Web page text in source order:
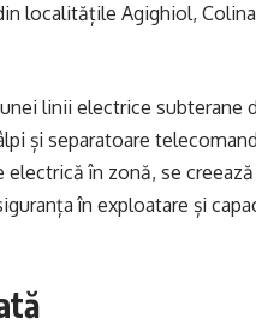
localitățile Agighiol,
linii electrice subterane
și separatoare
în zonă, se
în exploatare și